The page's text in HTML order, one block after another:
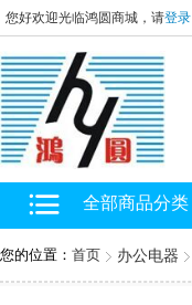
您好欢迎光临鸿圆商城，请登录
全部商品分类
您的位置： 首页 办公电器